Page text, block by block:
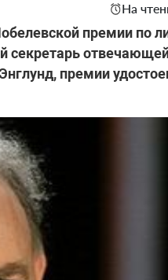
На
премии по
секретарь
премии